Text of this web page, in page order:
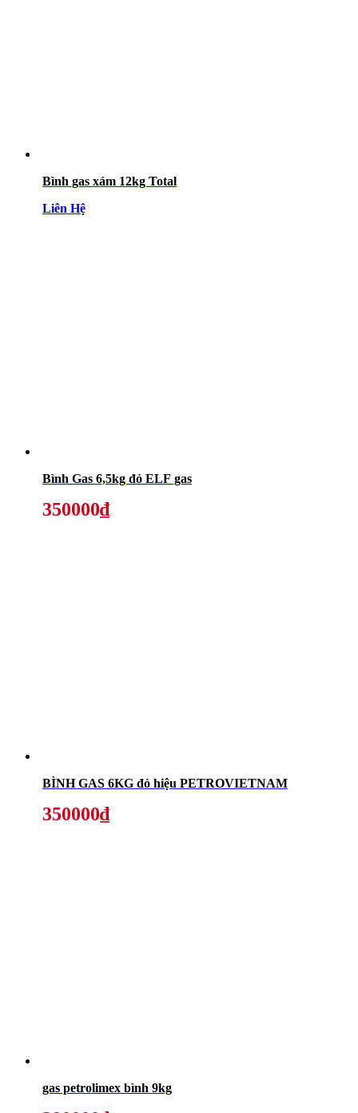
Bình gas xám 12kg Total
Liên Hệ
Bình Gas 6,5kg đỏ ELF gas
350000₫
BÌNH GAS 6KG đỏ hiệu PETROVIETNAM
350000₫
gas petrolimex bình 9kg